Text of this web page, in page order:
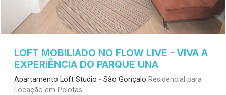
LOFT MOBILIADO NO FLOW LIVE - VIVA A
EXPERIÊNCIA DO PARQUE UNA
Apartamento Loft Studio - São Gonçalo Residencial para
Locação em Pelotas